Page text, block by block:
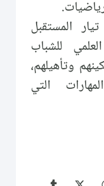
المستقبل
للشباب
وتأهيلهم،
التي